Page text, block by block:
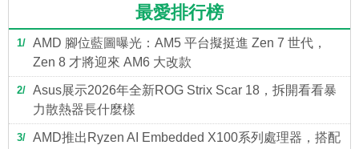
最愛排行榜
1
AMD 腳位藍圖曝光：AM5 平台擬挺進 Zen 7 世代，
Zen 8 才將迎來 AM6 大改款
2
Asus展示2026年全新ROG Strix Scar 18，拆開看看暴
力散熱器長什麼樣
3
AMD推出Ryzen AI Embedded X100系列處理器，搭配